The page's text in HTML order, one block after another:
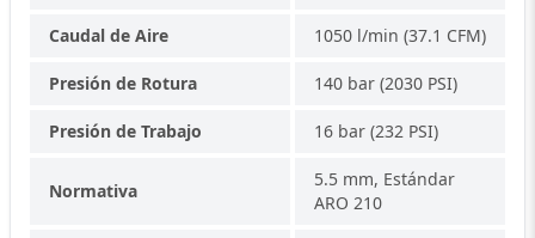
Caudal de Aire 1050 l/min (37.1 CFM)
Presión de Rotura 140 bar (2030 PSI)
Presión de Trabajo 16 bar (232 PSI)
Normativa
5.5 mm, Estándar
ARO 210